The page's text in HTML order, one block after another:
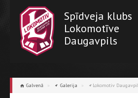
Spīdveja klubs
Lokomotīve
Daugavpils
Galvenā » Galerija » Lokomotiv